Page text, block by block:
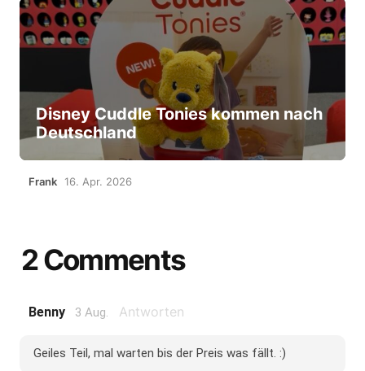
Disney Cuddle Tonies kommen nach
Deutschland
Frank 16. Apr. 2026
2 Comments
Benny 3 Aug. Antworten
Geiles Teil, mal warten bis der Preis was fällt. :)